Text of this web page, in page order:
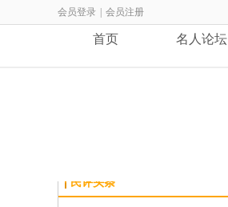
会员登录 会员注册
首页 名人论坛
民评头条